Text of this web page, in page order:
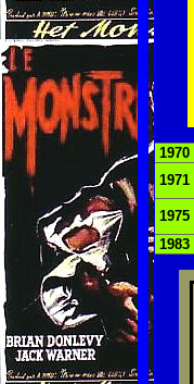
1970
1971
1975
1983